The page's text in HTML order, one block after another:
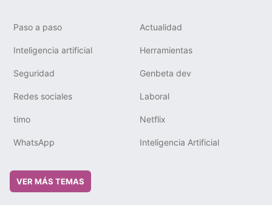
Paso a paso Actualidad
Inteligencia artificial Herramientas
Seguridad Genbeta dev
Redes sociales Laboral
timo Netflix
WhatsApp Inteligencia Artificial
VER MÁS TEMAS